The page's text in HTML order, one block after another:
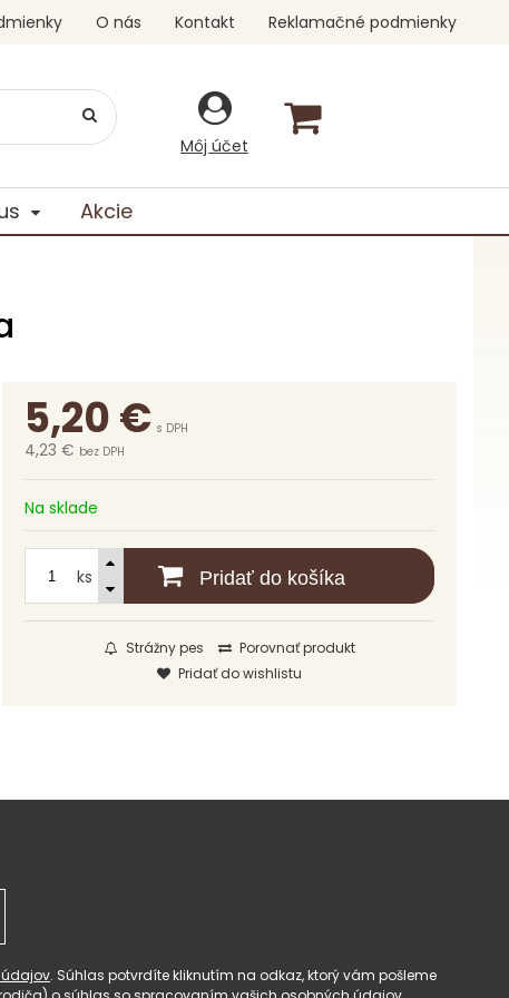
Môj účet
O nás Kontakt Reklamačné podmienky
Akcie
5,20€ s DPH
4,23 € bez DPH
Na sklade
ks Pridať do košíka
Strážny pes
Porovnať produkt
Pridať do wishlistu
. Súhlas potvrdíte kliknutím na odkaz, ktorý vám pošleme